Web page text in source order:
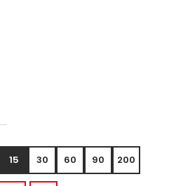
15 30 60 90 200